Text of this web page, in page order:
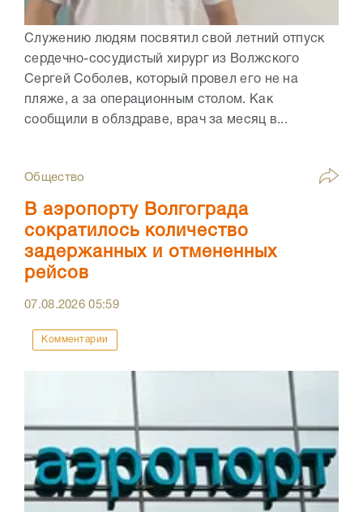
Служению людям посвятил свой летний отпуск
сердечно-сосудистый хирург из Волжского
Сергей Соболев, который провел его не на
пляже, а за операционным столом. Как
сообщили в облздраве, врач за месяц в...
Общество
В аэропорту Волгограда
сократилось количество
задержанных и отмененных
рейсов
07.08.202605:59
Комментарии